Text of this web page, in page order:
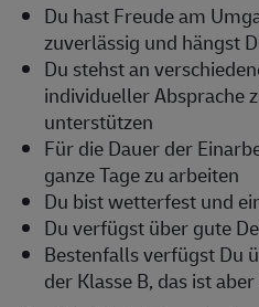
Du hast Freude am
zuverlässig und hängst
Du stehst an
individueller Absprache
unterstützen
Für die Dauer der
ganze Tage zu arbeiten
Du bist wetterfest und
Du verfügst über gute
Bestenfalls verfügst Du
der Klasse B, das ist